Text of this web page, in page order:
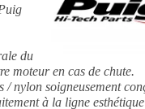
du
moteur en cas de chute.
/ nylon soigneusement
à la ligne